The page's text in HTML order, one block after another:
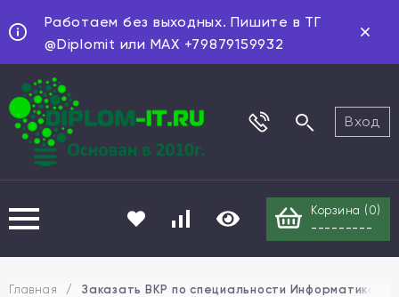
Работаем без выходных. Пишите в ТГ
@Diplomit или MAX +79879159932
Вход
Корзина ( 0)
---------
Главная / Заказать ВКР по специальности Информатика и